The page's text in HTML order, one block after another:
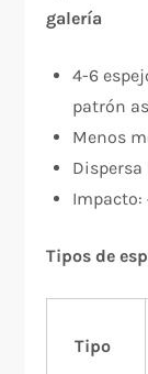
galería
4-6
patrón
Menos
Impacto:
Tipos de
Tipo